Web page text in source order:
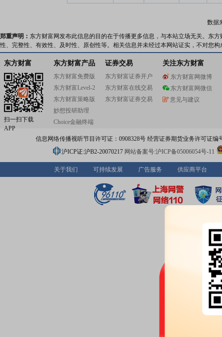
数据
郑重声明： 东方财富网发布此信息的目的在于传播更多信息，与本站立场无关。东
性、完整性、有效性、及时性、原创性等。相关信息并未经过本网站证实，不对您
东方财富
扫一扫下载
APP
东方财富产品
东方财富免费版
东方财富Level-2
东方财富策略版
妙想投研助理
Choice金融终端
证券交易
东方财富证券开户
东方财富在线交易
东方财富证券交易
关注东方财富
东方财富网微博
东方财富网微信
意见与建议
信息网络传播视听节目许可证：0908328号 经营证券期货业务许可证编
沪ICP证:沪B2-20070217 网站备案号:沪ICP备05006054号-11
关于我们 可持续发展 广告服务 供应商平台